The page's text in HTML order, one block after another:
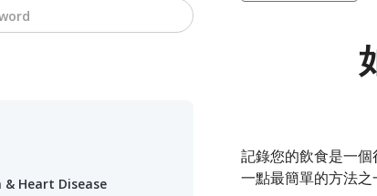
Heart Disease
記錄您的飲食是一
一點最簡單的方法之